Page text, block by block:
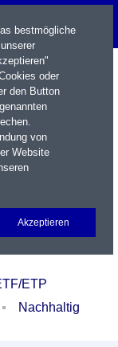
Login
ETP
Nachhaltig
bestmögliche
oder
den Button
von
Website
Akzeptieren